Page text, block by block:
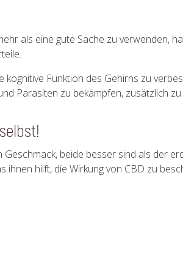
als eine gute Sache zu verwenden,
Funktion des Gehirns zu
Parasiten zu bekämpfen, zusätzlich
beide besser sind als der
hilft, die Wirkung von CBD zu